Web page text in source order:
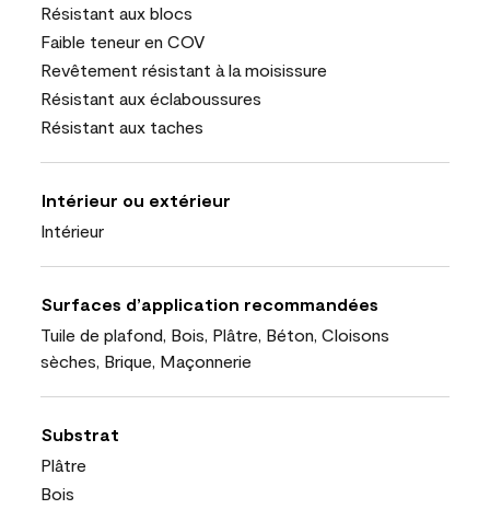
Résistant aux blocs
Faible teneur en COV
Revêtement résistant à la moisissure
Résistant aux éclaboussures
Résistant aux taches
Intérieur ou extérieur
Intérieur
Surfaces d’application recommandées
Tuile de plafond, Bois, Plâtre, Béton, Cloisons
sèches, Brique, Maçonnerie
Substrat
Plâtre
Bois